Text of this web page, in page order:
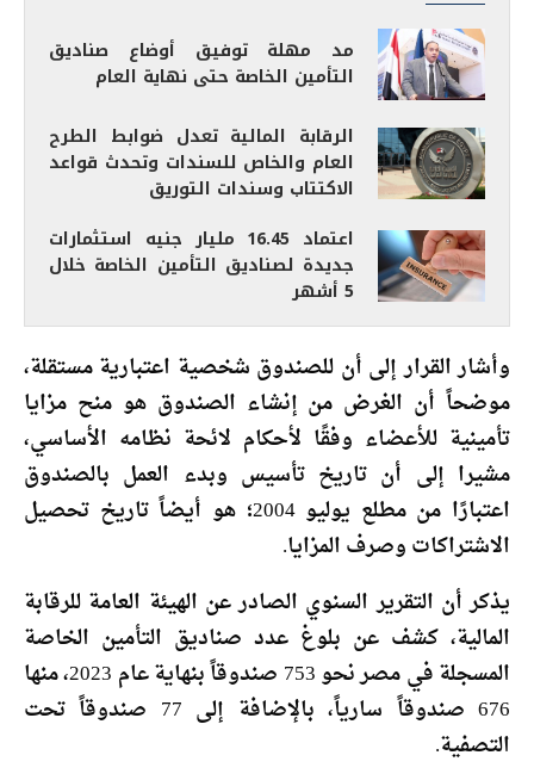
مد مهلة توفيق أوضاع صناديق
التأمين الخاصة حتى نهاية العام
الرقابة المالية تعدل ضوابط الطرح
العام والخاص للسندات وتحدث قواعد
الاكتتاب وسندات التوريق
اعتماد 16.45 مليار جنيه استثمارات
جديدة لصناديق التأمين الخاصة خلال
5 أشهر
وأشار القرار إلى أن للصندوق شخصية اعتبارية مستقلة،
موضحاً أن الغرض من إنشاء الصندوق هو منح مزايا
تأمينية للأعضاء وفقًا لأحكام لائحة نظامه الأساسي،
مشيرا إلى أن تاريخ تأسيس وبدء العمل بالصندوق
اعتبارًا من مطلع يوليو 2004؛ هو أيضاً تاريخ تحصيل
الاشتراكات وصرف المزايا.
يذكر أن التقرير السنوي الصادر عن الهيئة العامة للرقابة
المالية، كشف عن بلوغ عدد صناديق التأمين الخاصة
المسجلة في مصر نحو 753 صندوقاً بنهاية عام 2023، منها
676 صندوقاً سارياً، بالإضافة إلى 77 صندوقاً تحت
التصفية.